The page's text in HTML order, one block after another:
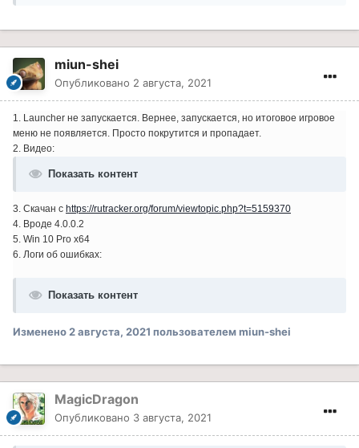
miun-shei
Опубликовано 2 августа, 2021
1. Launcher не запускается. Вернее, запускается, но итоговое игровое
меню не появляется. Просто покрутится и пропадает.
2. Видео:
Показать контент
3. Скачан с https://rutracker.org/forum/viewtopic.php?t=5159370
4. Вроде 4.0.0.2
5. Win 10 Pro x64
6. Логи об ошибках:
Показать контент
Изменено 2 августа, 2021 пользователем miun-shei
MagicDragon
Опубликовано 3 августа, 2021